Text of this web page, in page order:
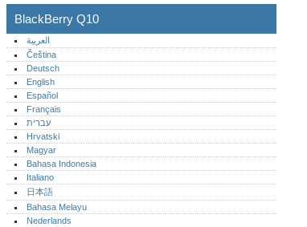
BlackBerry Q10
العربية
Čeština
Deutsch
English
Español
Français
עברית
Hrvatski
Magyar
Bahasa Indonesia
Italiano
日本語
Bahasa Melayu
Nederlands